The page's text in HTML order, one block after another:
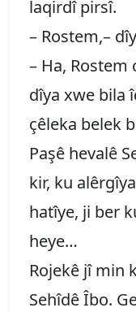
laqirdî pirsî.
– Rostem,–
– Ha, Rostem
dîya xwe bila
çêleka belek
Paşê hevalê
kir, ku
hatîye, ji ber
heye…
Rojekê jî min
Sehîdê Îbo.